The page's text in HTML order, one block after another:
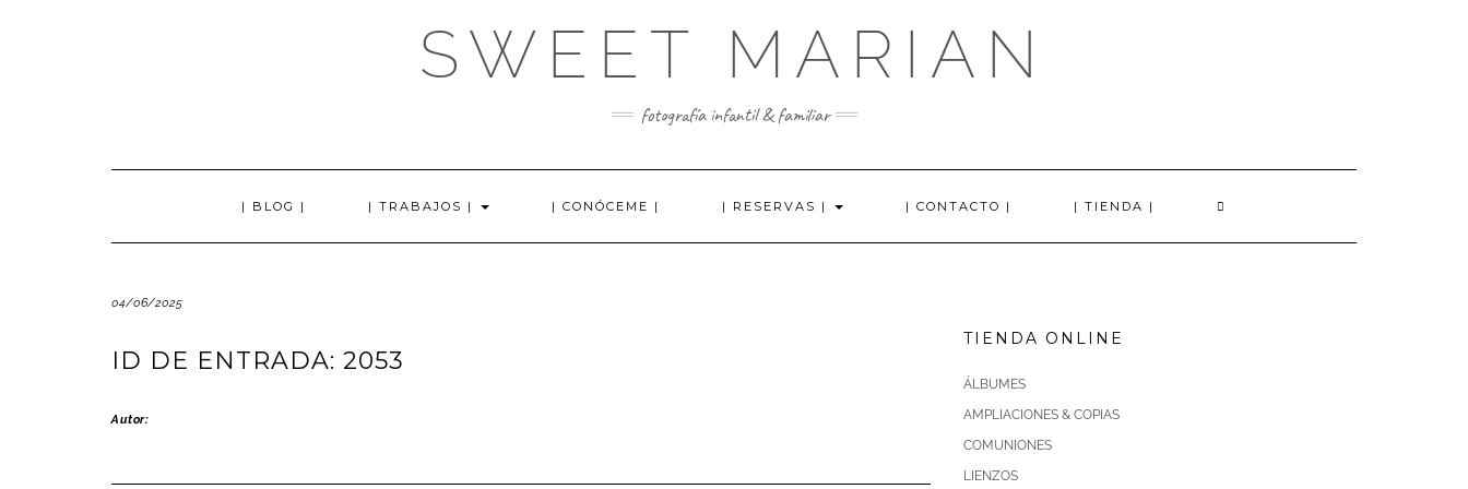
SWEET MARIAN
fotografía infantil & familiar
| BLOG | | TRABAJOS | | CONÓCEME | | RESERVAS | | CONTACTO | | TIENDA |
04/06/2025
ID DE ENTRADA: 2053
Autor:
TIENDA ONLINE
ÁLBUMES
AMPLIACIONES & COPIAS
COMUNIONES
LIENZOS